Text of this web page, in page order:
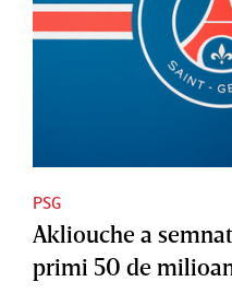
PSG
Akliouche a
primi 50 de